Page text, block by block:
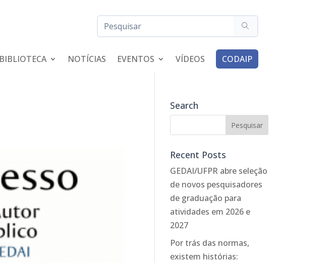
BIBLIOTECA NOTÍCIAS EVENTOS VÍDEOS CODAIP
Search
Recent Posts
GEDAI/UFPR abre seleção
de novos pesquisadores
de graduação para
atividades em 2026 e
2027
Por trás das normas,
existem histórias: